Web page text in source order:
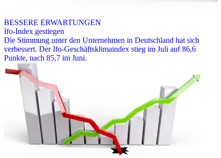
BESSERE ERWARTUNGEN
Ifo-Index gestiegen
Die Stimmung unter den Unternehmen in Deutschland hat sich
verbessert. Der Ifo-Geschäftsklimaindex stieg im Juli auf 86,6
Punkte, nach 85,7 im Juni.